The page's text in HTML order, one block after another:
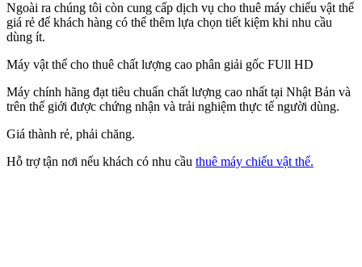
Ngoài ra chúng tôi còn cung cấp dịch vụ cho thuê máy chiếu vật thể
giá rẻ để khách hàng có thể thêm lựa chọn tiết kiệm khi nhu cầu
dùng ít.
Máy vật thể cho thuê chất lượng cao phân giải gốc FUll HD
Máy chính hãng đạt tiêu chuẩn chất lượng cao nhất tại Nhật Bản và
trên thế giới được chứng nhận và trải nghiệm thực tế người dùng.
Giá thành rẻ, phải chăng.
Hỗ trợ tận nơi nếu khách có nhu cầu thuê máy chiếu vật thể.